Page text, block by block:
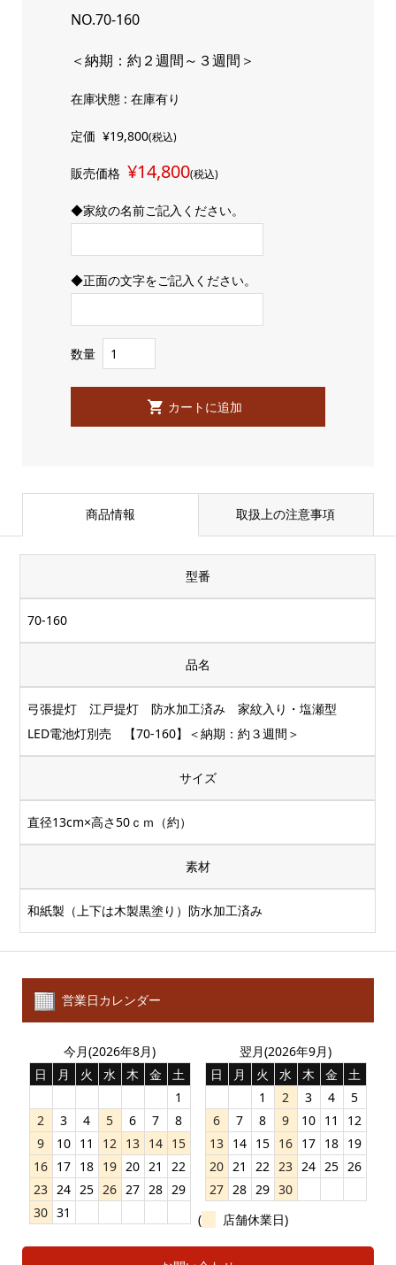
NO.70-160
＜納期：約２週間～３週間＞
在庫状態 : 在庫有り
定価 ¥19,800(税込)
販売価格 ¥14,800(税込)
◆家紋の名前ご記入ください。
◆正面の文字をご記入ください。
数量
商品情報 取扱上の注意事項
型番
70-160
品名
弓張提灯 江戸提灯 防水加工済み 家紋入り・塩瀬型
LED電池灯別売 【70-160】＜納期：約３週間＞
サイズ
直径13cm×高さ50ｃｍ（約）
素材
和紙製（上下は木製黒塗り）防水加工済み
営業日カレンダー
今月(2026年8月)
日
月 火 水 木 金
土
1
2
3 4 5 6 7
8
9
10 11 12 13 14 15
16 17 18 19 20 21
22
23 24 25 26 27 28 29
30 31
翌月(2026年9月)
日
月 火 水 木 金
土
1
2 3 4
5
6
7 8 9 10 11
12
13 14 15 16 17 18 19
20 21 22 23 24 25 26
27 28 29 30
(
店舗休業日)